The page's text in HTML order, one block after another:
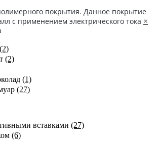
покрытия. Данное покрытие
с применением электрического тока ×
(2)
(2)
(1)
(27)
вставками (27)
(6)